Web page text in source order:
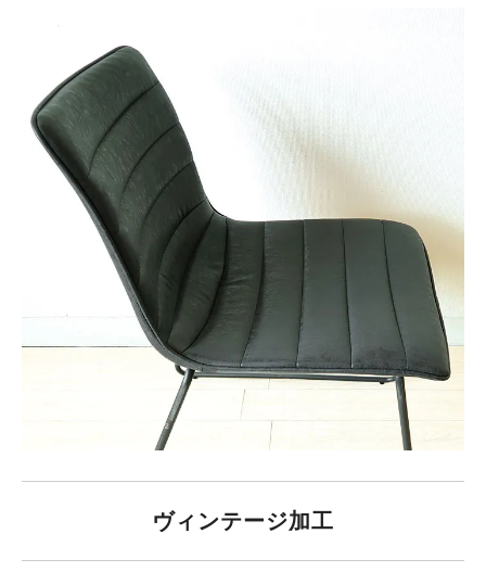
ヴィンテージ加工